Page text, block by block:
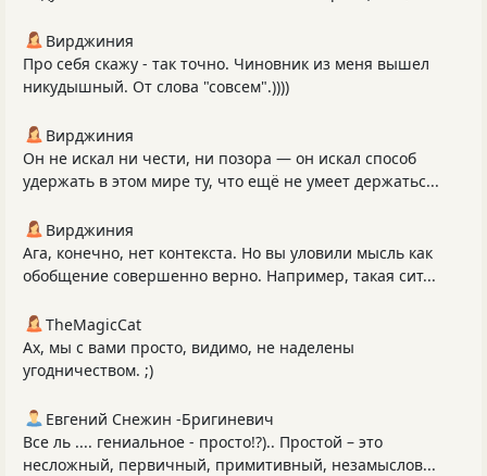
Вирджиния
Про себя скажу - так точно. Чиновник из меня вышел
никудышный. От слова "совсем".))))
Вирджиния
Он не искал ни чести, ни позора — он искал способ
удержать в этом мире ту, что ещё не умеет держатьс...
Вирджиния
Ага, конечно, нет контекста. Но вы уловили мысль как
обобщение совершенно верно. Например, такая сит...
TheMagicCat
Ах, мы с вами просто, видимо, не наделены
угодничеством. ;)
Евгений Снежин -Бригиневич
Все ль .... гениальное - просто!?).. Простой – это
несложный, первичный, примитивный, незамыслов...